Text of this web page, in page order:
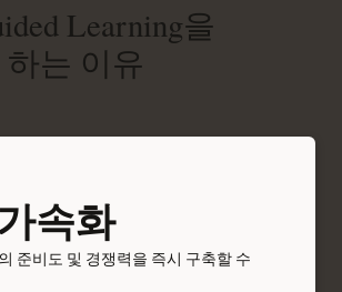
Learning을
는 이유
속화
준비도 및 경쟁력을 즉시 구축할 수